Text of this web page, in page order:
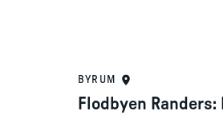
BYRUM
Flodbyen